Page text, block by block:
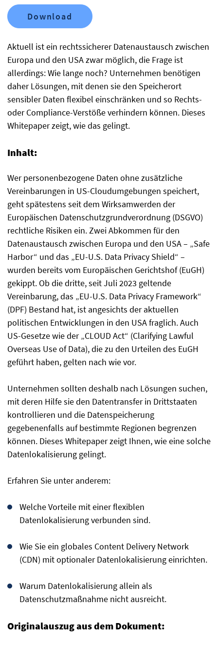
Aktuell ist ein rechtssicherer Datenaustausch zwischen
Europa und den USA zwar möglich, die Frage ist
allerdings: Wie lange noch? Unternehmen benötigen
daher Lösungen, mit denen sie den Speicherort
sensibler Daten flexibel einschränken und so Rechts-
oder Compliance-Verstöße verhindern können. Dieses
Whitepaper zeigt, wie das gelingt.
Inhalt:
Wer personenbezogene Daten ohne zusätzliche
Vereinbarungen in US-Cloudumgebungen speichert,
geht spätestens seit dem Wirksamwerden der
Europäischen Datenschutzgrundverordnung (DSGVO)
rechtliche Risiken ein. Zwei Abkommen für den
Datenaustausch zwischen Europa und den USA – „Safe
Harbor“ und das „EU-U.S. Data Privacy Shield“ –
wurden bereits vom Europäischen Gerichtshof (EuGH)
gekippt. Ob die dritte, seit Juli 2023 geltende
Vereinbarung, das „EU-U.S. Data Privacy Framework“
(DPF) Bestand hat, ist angesichts der aktuellen
politischen Entwicklungen in den USA fraglich. Auch
US-Gesetze wie der „CLOUD Act“ (Clarifying Lawful
Overseas Use of Data), die zu den Urteilen des EuGH
geführt haben, gelten nach wie vor.
Unternehmen sollten deshalb nach Lösungen suchen,
mit deren Hilfe sie den Datentransfer in Drittstaaten
kontrollieren und die Datenspeicherung
gegebenenfalls auf bestimmte Regionen begrenzen
können. Dieses Whitepaper zeigt Ihnen, wie eine solche
Datenlokalisierung gelingt.
Erfahren Sie unter anderem:
Welche Vorteile mit einer flexiblen
Datenlokalisierung verbunden sind.
Wie Sie ein globales Content Delivery Network
(CDN) mit optionaler Datenlokalisierung einrichten.
Warum Datenlokalisierung allein als
Datenschutzmaßnahme nicht ausreicht.
Originalauszug aus dem Dokument:
Download